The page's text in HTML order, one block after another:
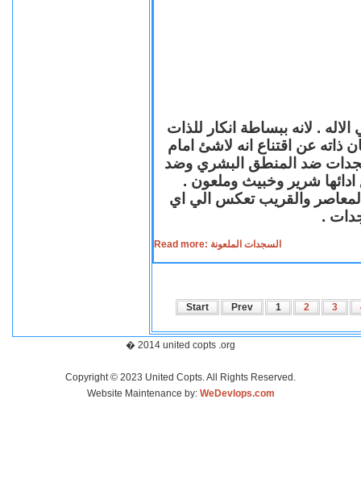
. لانه ببساطة انكار للذات
ذاته عن اقتناع انه لاشئ امام
ضد المنطق البشري وضد
ادائها شرير وخبيث وملعون .
المعاصر والقريب تعكس الي اي
.
Read more: السجدات الملعونة
Start Prev 1 2 3
� 2014 united copts .org
Copyright © 2023 United Copts. All Rights Reserved.
Website Maintenance by: WeDevlops.com